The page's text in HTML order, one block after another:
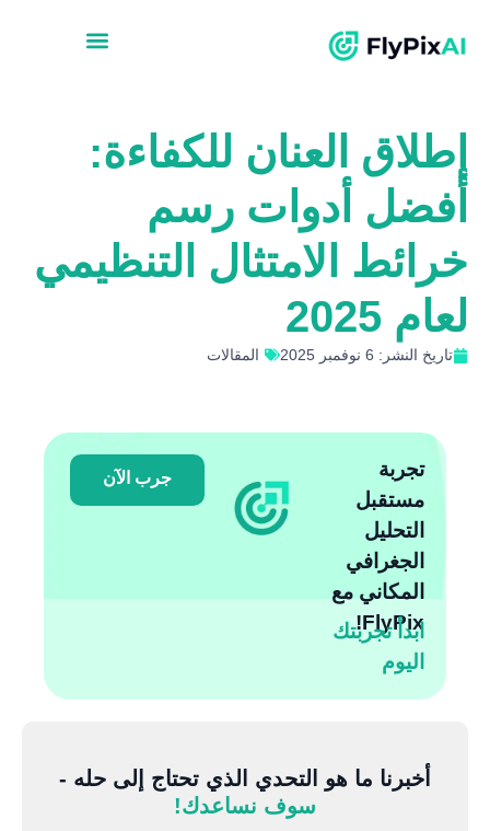
إطلاق العنان للكفاءة:
أفضل أدوات رسم
خرائط الامتثال التنظيمي
لعام 2025
تاريخ النشر: 6 نوفمبر 2025 المقالات
تجربة
مستقبل
التحليل
الجغرافي
المكاني مع
FlyPix!
ابدأ تجربتك
اليوم
جرب الآن
أخبرنا ما هو التحدي الذي تحتاج إلى حله -
سوف نساعدك!